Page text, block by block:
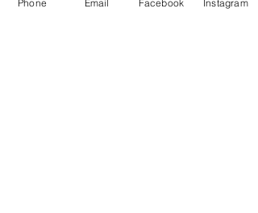
Phone Email Facebook Instagram